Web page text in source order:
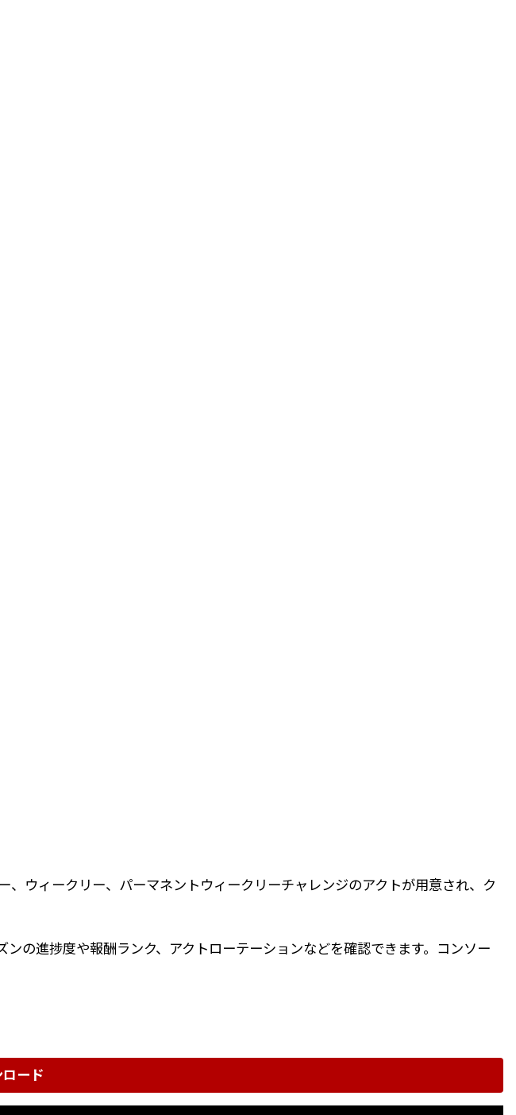
、ウィークリー、パーマネントウィークリーチャレンジのアクトが用意され、ク
の進捗度や報酬ランク、アクトローテーションなどを確認できます。コンソー
ード